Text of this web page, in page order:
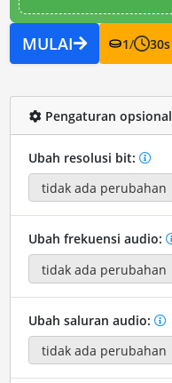
MULAI 1/ 30s
Pengaturan opsional
Ubah resolusi bit:
Ubah frekuensi audio:
Ubah saluran audio: